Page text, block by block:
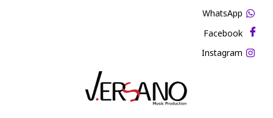
WhatsApp
Facebook
Instagram